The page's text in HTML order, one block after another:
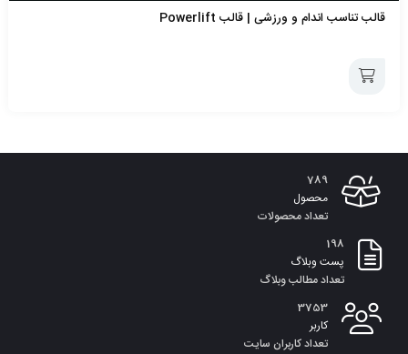
قالب تناسب اندام و ورزشی | قالب Powerlift
به
سبد
789
محصول
تعداد محصولات
198
پست وبلاگ
تعداد مطالب وبلاگ
3753
کاربر
تعداد کاربران سایت